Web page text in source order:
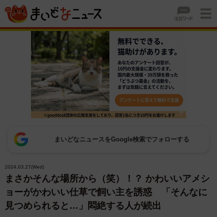
まいどなニュースをGoogle検索でフォローする
2024.03.27(Wed)
まさかそんな場所から（笑）！？ かわいいアメシ
ョーがかわいい仕草で飼い主を誘惑 「そんなに
見つめられると…」悶絶する人が続出